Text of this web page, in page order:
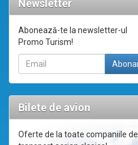
Newsletter
Abonează-te la newsletter-ul
Promo Turism!
Bilete de avion
Oferte de la toate companiile de